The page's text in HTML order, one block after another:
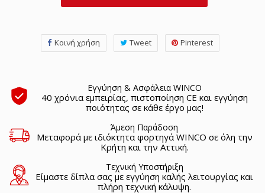
Κοινή χρήση Tweet Pinterest
Εγγύηση & Ασφάλεια WINCO
40 χρόνια εμπειρίας, πιστοποίηση CE και εγγύηση
ποιότητας σε κάθε έργο μας!
Άμεση Παράδοση
Μεταφορά με ιδιόκτητα φορτηγά WINCO σε όλη την
Κρήτη και την Αττική.
Τεχνική Υποστήριξη
Είμαστε δίπλα σας με εγγύηση καλής λειτουργίας και
πλήρη τεχνική κάλυψη.